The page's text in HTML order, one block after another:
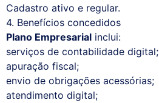
Cadastro ativo e regular.
4. Benefícios concedidos
Plano Empresarial inclui:
serviços de contabilidade digital;
apuração fiscal;
envio de obrigações acessórias;
atendimento digital;